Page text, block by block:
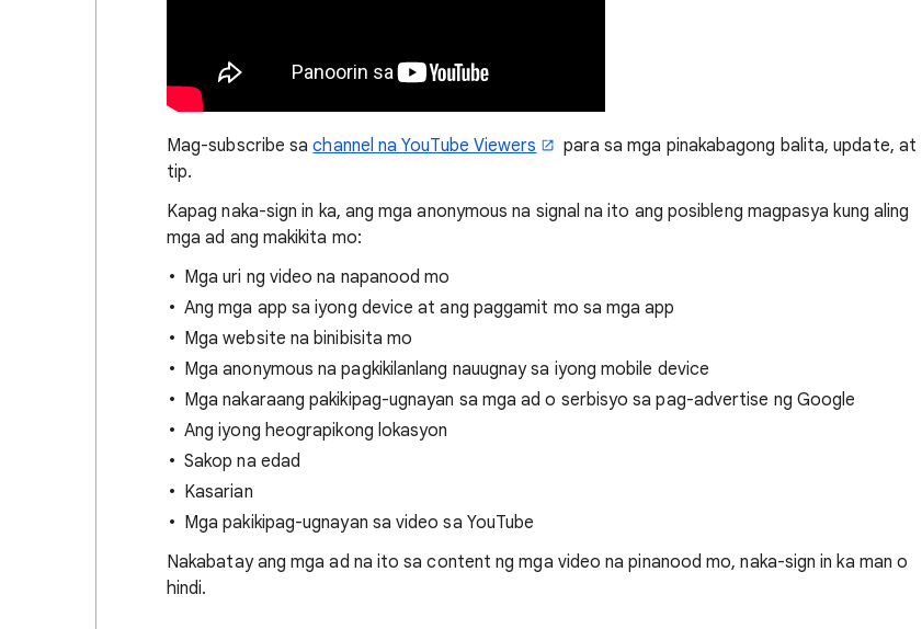
Mag-subscribe sachannel na YouTube Viewers
para sa mga pinakabagong balita, update, at
tip.
Kapag naka-sign in ka, ang mga anonymous na signal na ito ang posibleng magpasya kung aling
mga ad ang makikita mo:
Mga uri ng video na napanood mo
Ang mga app sa iyong device at ang paggamit mo sa mga app
Mga website na binibisita mo
Mga anonymous na pagkikilanlang nauugnay sa iyong mobile device
Mga nakaraang pakikipag-ugnayan sa mga ad o serbisyo sa pag-advertise ng Google
Ang iyong heograpikong lokasyon
Sakop na edad
Kasarian
Mga pakikipag-ugnayan sa video sa YouTube
Nakabatay ang mga ad na ito sa content ng mga video na pinanood mo, naka-sign in ka man o
hindi.